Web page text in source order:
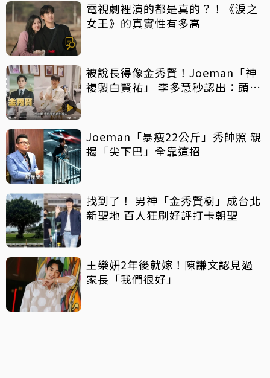
電視劇裡演的都是真的？！《淚之
女王》的真實性有多高
被說長得像金秀賢！Joeman「神
複製白賢祐」 李多慧秒認出：頭髮
Joeman「暴瘦22公斤」秀帥照 親
揭「尖下巴」全靠這招
找到了！ 男神「金秀賢樹」成台北
新聖地 百人狂刷好評打卡朝聖
王樂妍2年後就嫁！陳謙文認見過
家長「我們很好」